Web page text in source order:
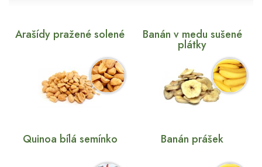
Arašídy pražené solené Banán v medu sušené
plátky
Quinoa bílá semínko Banán prášek